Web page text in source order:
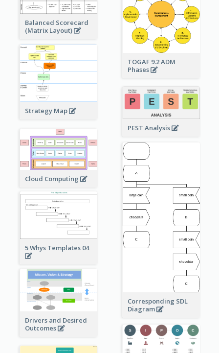
TOGAF 9.2 ADM
Phases
Balanced Scorecard
(Matrix Layout)
Strategy Map
PEST Analysis
Cloud Computing
Corresponding SDL
Diagram
5 Whys Templates 04
Drivers and Desired
Outcomes